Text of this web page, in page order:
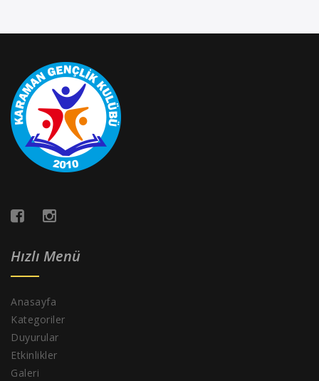
Hızlı Menü
Anasayfa
Kategoriler
Duyurular
Etkinlikler
Galeri